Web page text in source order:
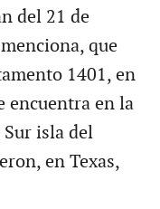
del 21 de
que
1401, en
encuentra en la
isla del
en Texas,